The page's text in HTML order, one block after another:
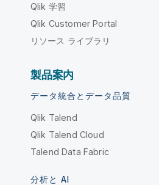
Qlik 学習
Qlik Customer Portal
リソース ライブラリ
製品案内
データ統合とデータ品質
Qlik Talend
Qlik Talend Cloud
Talend Data Fabric
分析と AI